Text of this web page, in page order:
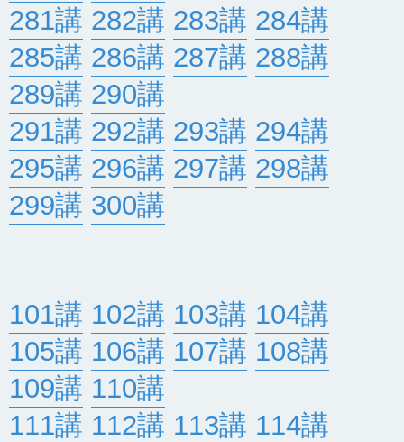
281講 282講 283講 284講
285講 286講 287講 288講
289講 290講
291講 292講 293講 294講
295講 296講 297講 298講
299講 300講
101講 102講 103講 104講
105講 106講 107講 108講
109講 110講
111講 112講 113講 114講